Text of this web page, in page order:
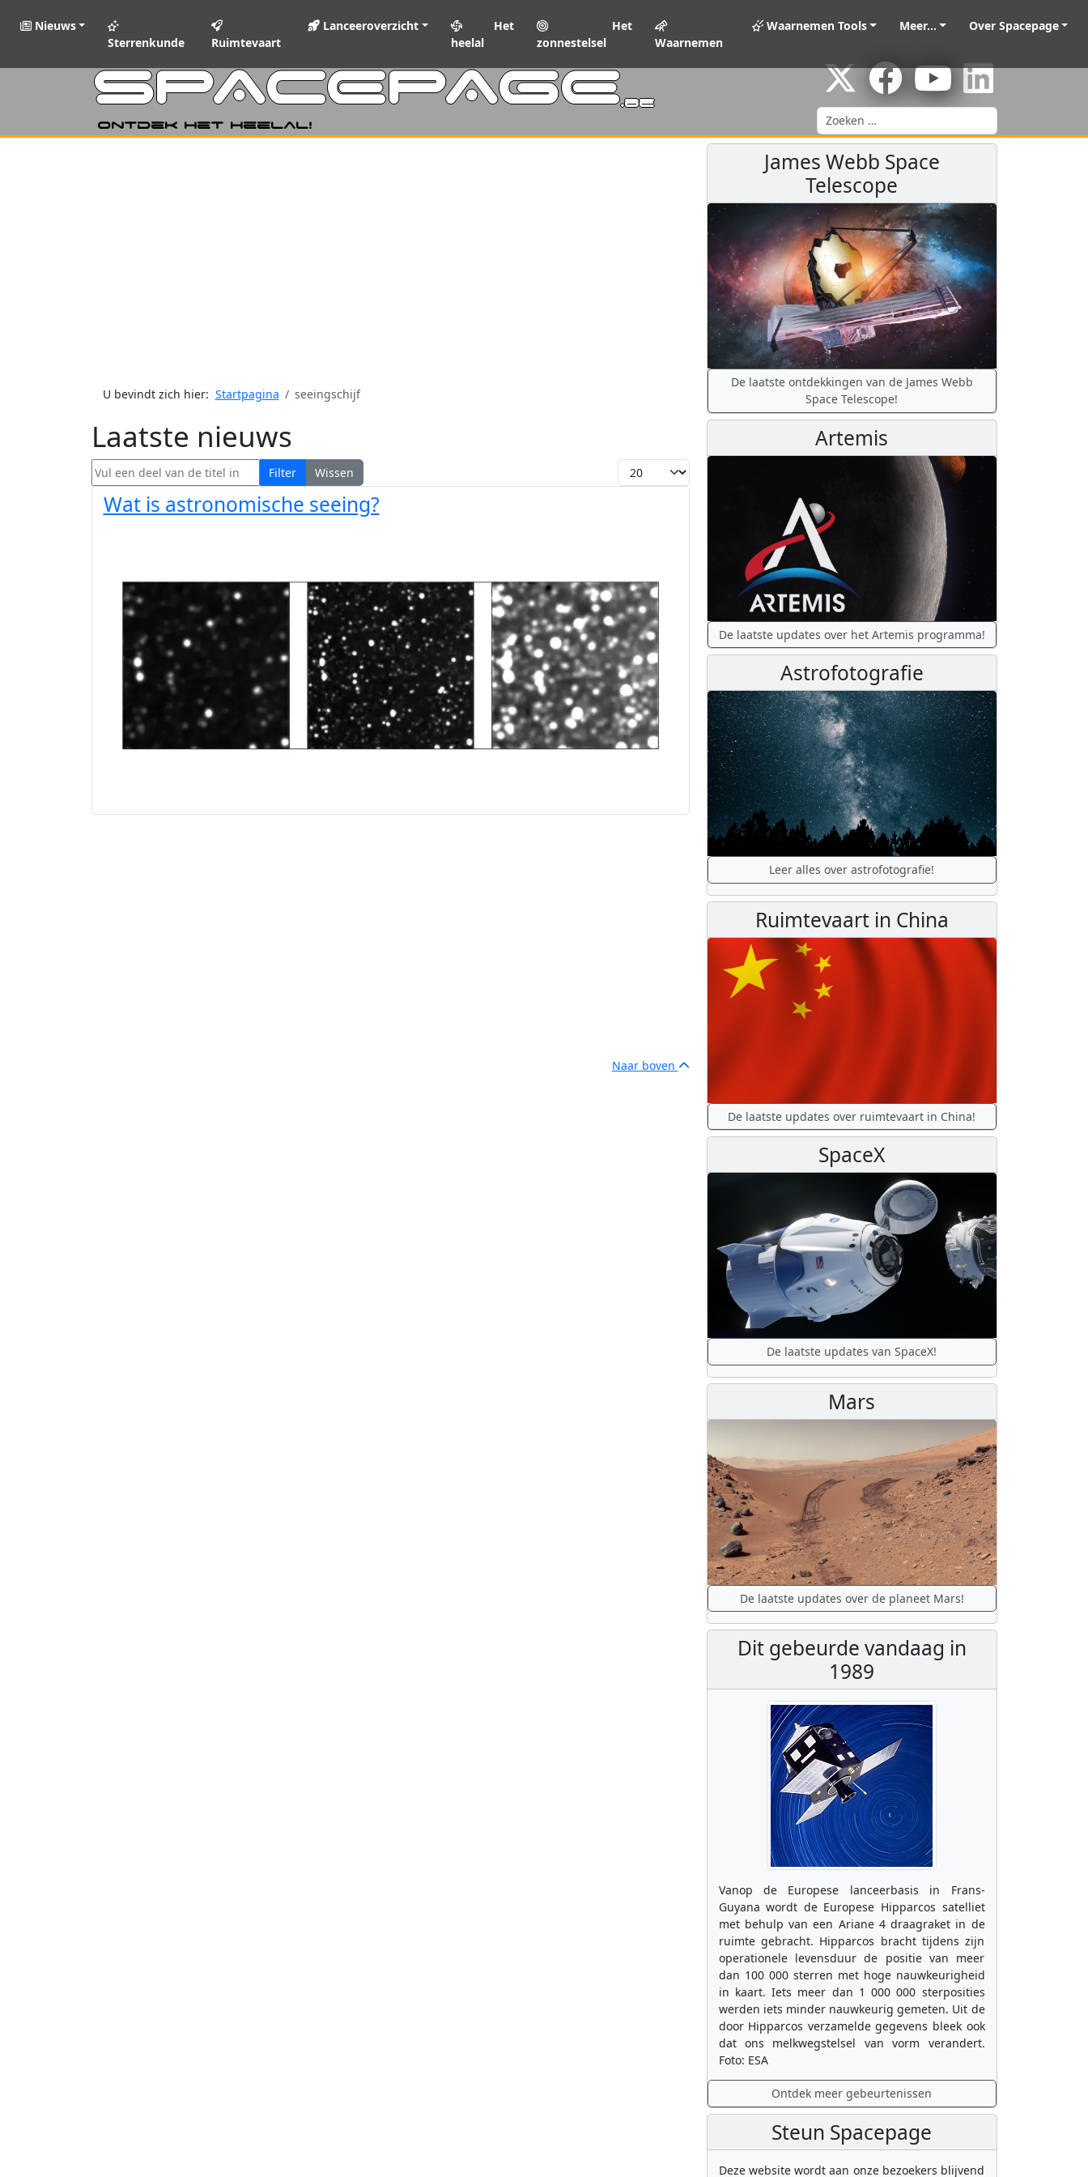
Nieuws
Sterrenkunde
Ruimtevaart
Lanceeroverzicht
Het
heelal
Het
zonnestelsel
Waarnemen
Waarnemen Tools Meer... Over Spacepage
SPACEPAGE.be
Ontdek het heelal!
Zoeken
U bevindt zich hier: Startpagina seeingschijf
Laatste nieuws
Vul een deel van de titel in Filter Wissen Toon #
Wat is astronomische seeing?
Naar boven
James Webb Space
Telescope
De laatste ontdekkingen van de James Webb
Space Telescope!
Artemis
De laatste updates over het Artemis programma!
Astrofotografie
Leer alles over astrofotografie!
Ruimtevaart in China
De laatste updates over ruimtevaart in China!
SpaceX
De laatste updates van SpaceX!
Mars
De laatste updates over de planeet Mars!
Dit gebeurde vandaag in
1989
Vanop de Europese lanceerbasis in Frans-
Guyana wordt de Europese Hipparcos satelliet
met behulp van een Ariane 4 draagraket in de
ruimte gebracht. Hipparcos bracht tijdens zijn
operationele levensduur de positie van meer
dan 100 000 sterren met hoge nauwkeurigheid
in kaart. Iets meer dan 1 000 000 sterposities
werden iets minder nauwkeurig gemeten. Uit de
door Hipparcos verzamelde gegevens bleek ook
dat ons melkwegstelsel van vorm verandert.
Foto: ESA
Ontdek meer gebeurtenissen
Steun Spacepage
Deze website wordt aan onze bezoekers blijvend